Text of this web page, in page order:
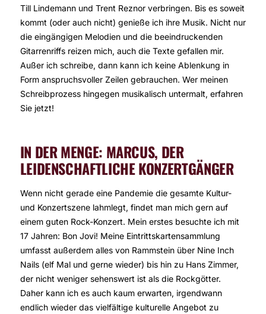
Till Lindemann und Trent Reznor verbringen. Bis es soweit
kommt (oder auch nicht) genieße ich ihre Musik. Nicht nur
die eingängigen Melodien und die beeindruckenden
Gitarrenriffs reizen mich, auch die Texte gefallen mir.
Außer ich schreibe, dann kann ich keine Ablenkung in
Form anspruchsvoller Zeilen gebrauchen. Wer meinen
Schreibprozess hingegen musikalisch untermalt, erfahren
Sie jetzt!
IN DER MENGE: MARCUS, DER
LEIDENSCHAFTLICHE KONZERTGÄNGER
Wenn nicht gerade eine Pandemie die gesamte Kultur-
und Konzertszene lahmlegt, findet man mich gern auf
einem guten Rock-Konzert. Mein erstes besuchte ich mit
17 Jahren: Bon Jovi! Meine Eintrittskartensammlung
umfasst außerdem alles von Rammstein über Nine Inch
Nails (elf Mal und gerne wieder) bis hin zu Hans Zimmer,
der nicht weniger sehenswert ist als die Rockgötter.
Daher kann ich es auch kaum erwarten, irgendwann
endlich wieder das vielfältige kulturelle Angebot zu